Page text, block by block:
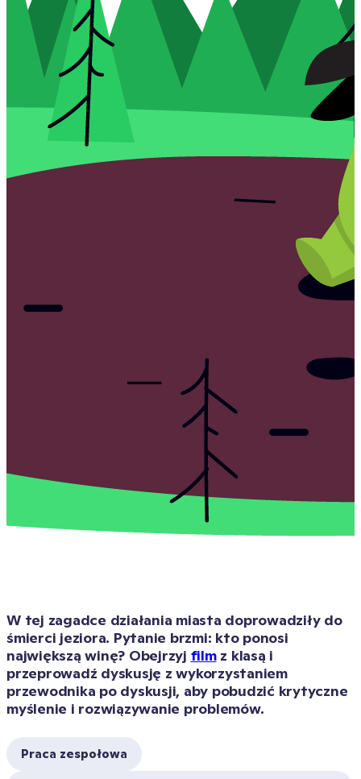
W tej zagadce działania miasta doprowadziły do
śmierci jeziora. Pytanie brzmi: kto ponosi
największą winę? Obejrzyj film z klasą i
przeprowadź dyskusję z wykorzystaniem
przewodnika po dyskusji, aby pobudzić krytyczne
myślenie i rozwiązywanie problemów.
Praca zespołowa